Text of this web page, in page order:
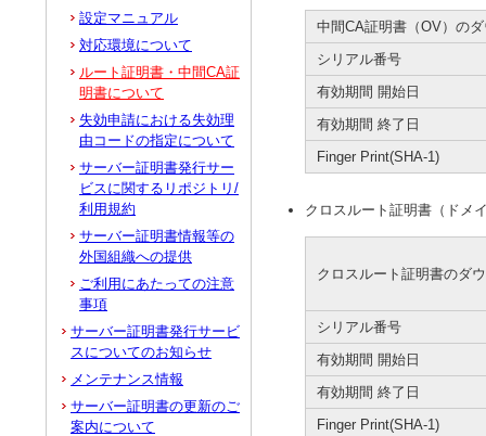
中間CA証明書（OV）の
シリアル番号
有効期間 開始日
有効期間 終了日
Finger Print(SHA-1)
クロスルート証明書（ドメ
クロスルート証明書のダ
シリアル番号
有効期間 開始日
有効期間 終了日
Finger Print(SHA-1)
設定マニュアル
対応環境について
ルート証明書・中間CA証
明書について
失効申請における失効理
由コードの指定について
サーバー証明書発行サー
ビスに関するリポジトリ/
利用規約
サーバー証明書情報等の
外国組織への提供
ご利用にあたっての注意
事項
サーバー証明書発行サービ
スについてのお知らせ
メンテナンス情報
サーバー証明書の更新のご
案内について